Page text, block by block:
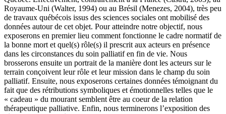
Royaume-Uni (Walter, 1994) ou au Brésil (Menezes, 2004), très peu
de travaux québécois issus des sciences sociales ont mobilisé des
données autour de cet objet. Pour atteindre notre objectif, nous
exposerons en premier lieu comment fonctionne le cadre normatif de
la bonne mort et quel(s) rôle(s) il prescrit aux acteurs en présence
dans les circonstances du soin palliatif en fin de vie. Nous
brosserons ensuite un portrait de la manière dont les acteurs sur le
terrain conçoivent leur rôle et leur mission dans le champ du soin
palliatif. Ensuite, nous exposerons certaines données témoignant du
fait que des rétributions symboliques et émotionnelles telles que le
« cadeau » du mourant semblent être au coeur de la relation
thérapeutique palliative. Enfin, nous terminerons l’exposition des